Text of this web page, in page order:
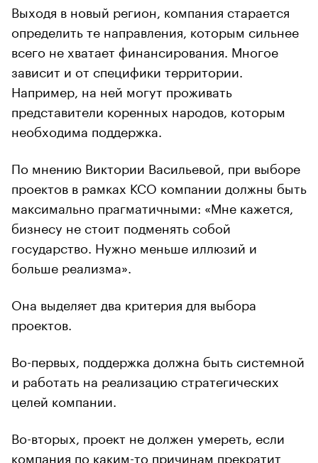
Выходя в новый регион, компания старается
определить те направления, которым сильнее
всего не хватает финансирования. Многое
зависит и от специфики территории.
Например, на ней могут проживать
представители коренных народов, которым
необходима поддержка.
По мнению Виктории Васильевой, при выборе
проектов в рамках КСО компании должны быть
максимально прагматичными: «Мне кажется,
бизнесу не стоит подменять собой
государство. Нужно меньше иллюзий и
больше реализма».
Она выделяет два критерия для выбора
проектов.
Во-первых, поддержка должна быть системной
и работать на реализацию стратегических
целей компании.
Во-вторых, проект не должен умереть, если
компания по каким-то причинам прекратит